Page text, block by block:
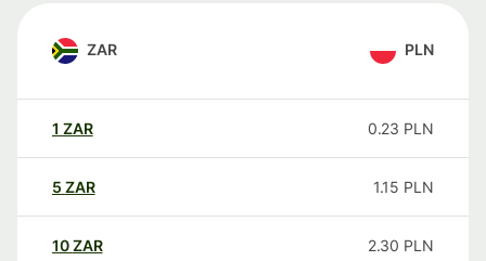
ZAR PLN
1 ZAR 0.23 PLN
5 ZAR 1.15 PLN
10ZAR 2.30 PLN